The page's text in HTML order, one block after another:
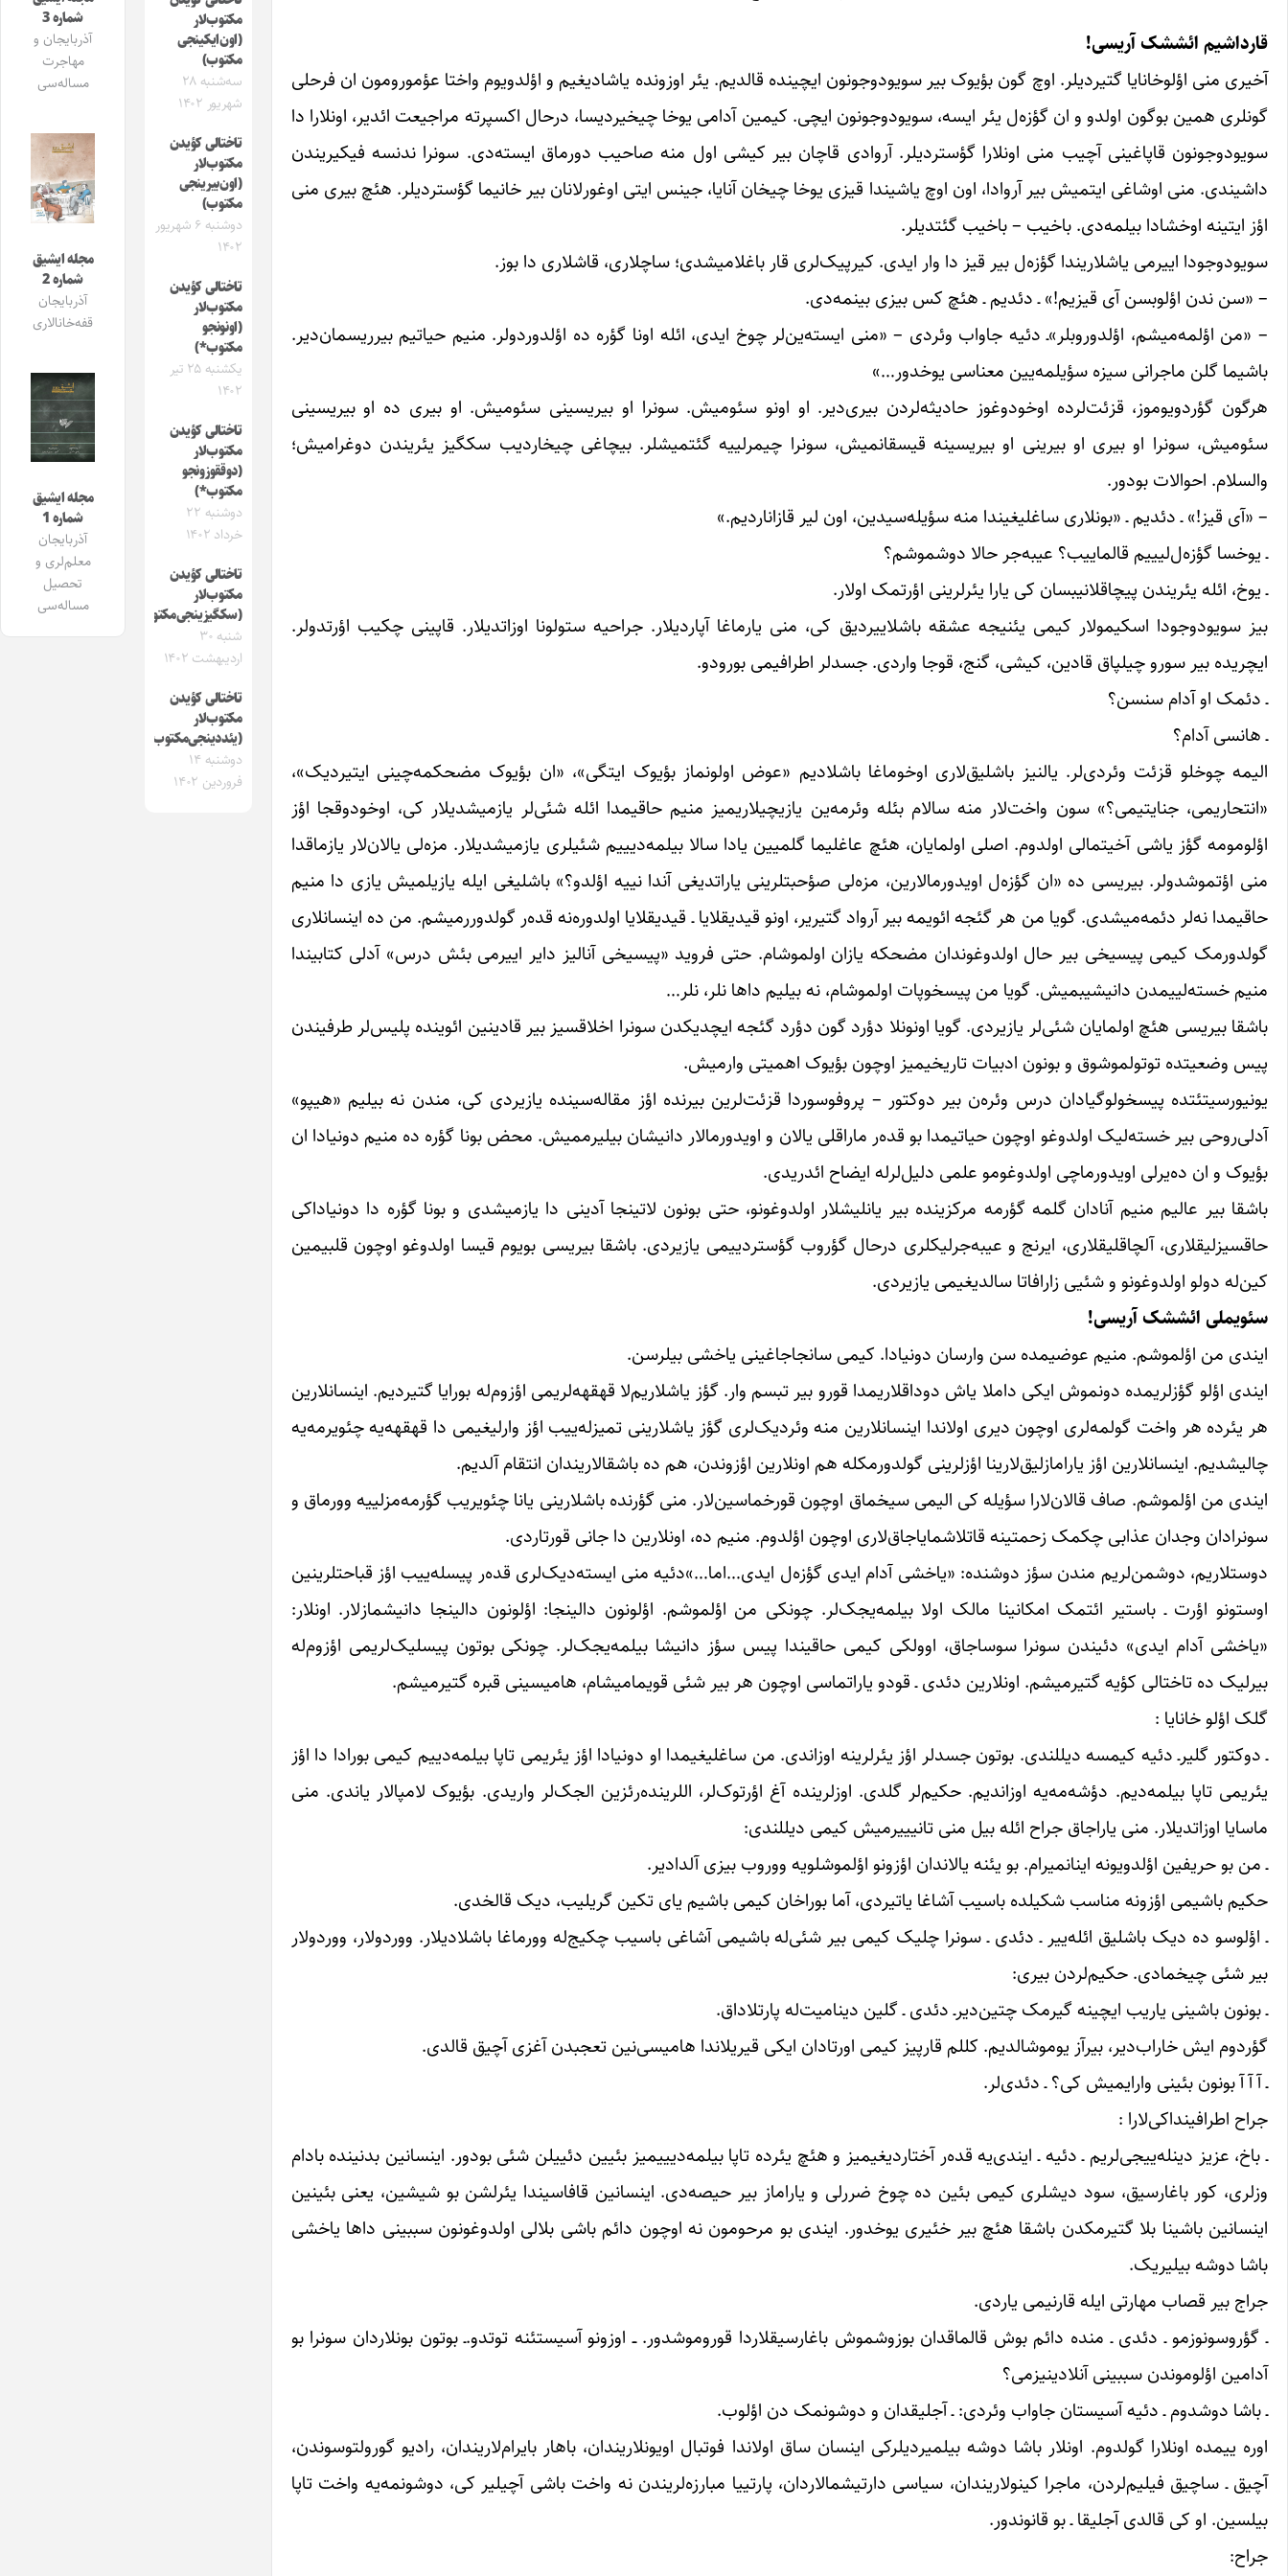
قارداشیم ائششک آریسی!
آخیری منی اؤلوخانایا گتیردیلر. اوچ گون بؤیوک بیر سویودوجونون ایچینده قالدیم. یئر اوزونده یاشادیغیم و اؤلدویوم واختا عؤمورومون ان فرحلی
گونلری همین بوگون اولدو و ان گؤزه‌ل یئر ایسه، سویودوجونون ایچی. کیمین آدامی یوخا چیخیردیسا، درحال اکسپرته مراجیعت ائدیر، اونلارا دا
سویودوجونون قاپاغینی آچیب منی اونلارا گؤستردیلر. آروادی قاچان بیر کیشی اول منه صاحیب دورماق ایسته‌دی. سونرا ندنسه فیکیریندن
داشیندی. منی اوشاغی ایتمیش بیر آروادا، اون اوچ یاشیندا قیزی یوخا چیخان آنایا، جینس ایتی اوغورلانان بیر خانیما گؤستردیلر. هئچ بیری منی
اؤز ایتینه اوخشادا بیلمه‌دی. باخیب – باخیب گئتدیلر.
سویودوجودا اییرمی یاشلاریندا گؤزه‌ل بیر قیز دا وار ایدی. کیرپیک‌لری قار باغلامیشدی؛ ساچلاری، قاشلاری دا بوز.
– «سن ندن اؤلوبسن آی قیزیم!» ـ دئدیم ـ هئچ کس بیزی بینمه‌دی.
– «من اؤلمه‌میشم، اؤلدوروبلر»ـ دئیه جاواب وئردی – «منی ایسته‌ین‌لر چوخ ایدی، ائله اونا گؤره ده اؤلدوردولر. منیم حیاتیم بیر‌ریسمان‌دیر.
باشیما گلن ماجرانی سیزه سؤیلمه‌یین معناسی یوخدور…»
هرگون‌‌‌‌ گؤردویوموز، قزئت‌لرده اوخودوغوز حادیثه‌لردن بیری‌دیر. او اونو سئومیش. سونرا او بیریسینی سئومیش. او بیری ده او بیریسینی
سئومیش، سونرا او بیری او بیرینی او بیریسینه قیسقانمیش، سونرا چیمرلییه گئتمیشلر. بیچاغی چیخاردیب سکگیز یئریندن دوغرامیش؛
والسلام. احوالات بودور.
– «آی قیز!» ـ دئدیم ـ «بونلاری ساغلیغیندا منه سؤیله‌سیدین، اون ‌لیر قازاناردیم.»
ـ یوخسا گؤزه‌ل‌لیییم قالماییب؟ عیبه‌جر حالا دوشموشم؟
ـ یوخ، ائله یئریندن پیچاقلانیبسان کی یارا یئرلرینی اؤرتمک اولار.
بیز سویودوجودا اسکیمولار کیمی یئنیجه عشقه باشلاییردیق کی، منی یارماغا آپاردیلار. جراحیه ستولونا اوزاتدیلار. قاپینی چکیب اؤرتدولر.
ایچریده بیر سورو چیلپاق قادین، کیشی، گنج، قوجا واردی. جسدلر اطرافیمی بورودو.
ـ دئمک او آدام سنسن؟
ـ هانسی آدام؟
الیمه چوخلو قزئت وئردی‌لر. یالنیز باشلیق‌لاری اوخوماغا باشلادیم «عوض اولونماز بؤیوک ایتگی»، «ان بؤیوک مضحکمه‌چینی ایتیردیک»،
«انتحاریمی، جنایتیمی؟» سون واخت‌لار منه سالام بئله وئرمه‌ین یازیچیلاریمیز منیم حاقیمدا ائله شئی‌لر یازمیشدیلار کی، اوخودوقجا اؤز
اؤلومومه گؤز یاشی آخیتمالی اولدوم. اصلی اولمایان، هئچ عاغلیما گلمیین یادا سالا بیلمه‌دیییم شئیلری یازمیشدیلار. مزه‌لی یالان‌لار یازماقدا
منی اؤتموشدولر. بیریسی ده «ان گؤزه‌ل اویدورمالارین، مزه‌لی صؤحبتلرینی یاراتدیغی آندا نییه اؤلدو؟» باشلیغی ایله یازیلمیش یازی دا منیم
حاقیمدا نه‌لر دئمه‌میشدی. گویا من هر گئجه ائویمه بیر آرواد گتیریر، اونو قیدیقلایا ـ قیدیقلایا اولدوره‌نه قده‌ر گولدوررمیشم. من ده اینسانلاری
گولدورمک کیمی پیسیخی بیر حال اولدوغوندان مضحکه یازان اولموشام. حتی فروید «پیسیخی آنالیز دایر اییرمی بئش درس» آدلی کتابیندا
منیم خسته‌لییمدن دانیشیبمیش. گویا من پیسخوپات اولموشام، نه بیلیم داها نلر، نلر…
باشقا بیریسی هئچ اولمایان شئی‌لر یازیردی. گویا اونونلا دؤرد گون دؤرد گئجه ایچدیکدن سونرا اخلاقسیز بیر قادینین ائوینده پلیس‌لر طرفیندن
پیس وضعیتده توتولموشوق و بونون ادبیات تاریخیمیز اوچون بؤیوک اهمیتی وارمیش.
یونیورسیتئتده پیسخولوگیادان درس وئره‌ن بیر دوکتور – پروفوسوردا قزئت‌لرین بیرنده اؤز مقاله‌سینده یازیردی کی، مندن نه بیلیم «هیپو»
آدلی‌روحی بیر خسته‌لیک اولدوغو اوچون حیاتیمدا بو قده‌ر ماراقلی یالان و اویدورمالار دانیشان بیلیرممیش. محض بونا گؤره ده منیم دونیادا ان
بؤیوک و ان ده‌یرلی اویدورماچی اولدوغومو علمی دلیل‌لرله ایضاح ائدریدی.
باشقا بیر عالیم منیم آنادان گلمه گؤرمه مرکزینده بیر یانلیشلار اولدوغونو، حتی بونون‌ لاتینجا آدینی دا یازمیشدی و بونا گؤره دا دونیاداکی
حاقسیزلیقلاری، آلچاقلیقلاری، ایرنج و عیبه‌جرلیکلری درحال گؤروب گؤستردییمی یازیردی. باشقا بیریسی بویوم قیسا اولدوغو اوچون قلبیمین
کین‌له دولو اولدوغونو و شئیی زارافاتا سالدیغیمی یازیردی.
سئویملی ائششک آریسی!
ایندی من اؤلموشم. منیم عوضیمده سن وارسان دونیادا. کیمی سانجاجاغینی یاخشی بیلرسن.
ایندی اؤلو گؤزلریمده دونموش ایکی داملا یاش دوداقلاریمدا قورو بیر تبسم وار. گؤز یاشلاریم‌لا قهقهه‌لریمی اؤزوم‌له بورایا گتیردیم. اینسانلارین
هر یئرده هر واخت گولمه‌لری اوچون ‌دیری اولاندا اینسانلارین منه وئردیک‌لری گؤز یاشلارینی تمیزله‌ییب اؤز وارلیغیمی دا قهقهه‌یه چئویرمه‌یه
چالیشدیم. اینسانلارین اؤز یارامازلیق‌لارینا اؤزلرینی گولدورمکله هم اونلارین اؤزوندن، هم ده باشقالاریندان انتقام آلدیم.
ایندی من اؤلموشم. صاف قالان‌لارا سؤیله کی الیمی سیخماق اوچون قورخماسین‌لار. منی گؤرنده باشلارینی یانا چئویریب گؤرمه‌مزلییه وورماق و
سونرادان وجدان عذابی چکمک زحمتینه قاتلاشمایاجاق‌لاری اوچون اؤلدوم. منیم ده، اونلارین دا جانی قورتاردی.
دوستلاریم، دوشمن‌لریم مندن سؤز دوشنده: «یاخشی آدام ایدی گؤزه‌ل ایدی…اما…»دئیه منی ایسته‌دیک‌لری قده‌ر پیسله‌ییب اؤز قباحتلرینین
اوستونو اؤرت ـ باستیر ائتمک امکانینا مالک اولا بیلمه‌یجک‌لر. چونکی من اؤلموشم. اؤلونون دالینجا: اؤلونون دالینجا دانیشمازلار. اونلار:
«یاخشی آدام ایدی» دئیندن سونرا سوساجاق، اوولکی کیمی حاقیندا پیس سؤز دانیشا بیلمه‌یجک‌لر. چونکی بوتون پیسلیک‌لریمی اؤزوم‌له
بیرلیک ده تاختالی کؤیه گتیرمیشم. اونلارین دئدی ـ قودو یاراتماسی اوچون هر بیر شئی قویمامیشام، هامیسینی قبره گتیرمیشم.
گلک اؤلو خانایا :
ـ دوکتور گلیرـ دئیه کیمسه دیللندی. بوتون جسدلر اؤز یئرلرینه اوزاندی. من ساغلیغیمدا او دونیادا اؤز یئریمی تاپا بیلمه‌دییم کیمی بورادا دا اؤز
یئریمی تاپا بیلمه‌دیم. دؤشه‌مه‌یه اوزاندیم. حکیم‌لر گلدی. اوزلرینده آغ اؤرتوک‌لر، اللرینده‌رئزین الجک‌لر واریدی. بؤیوک ‌لامپالار یاندی. منی
ماسایا اوزاتدیلار. منی یاراجاق جراح ائله بیل منی تانیییرمیش کیمی دیللندی:
ـ من بو حریفین اؤلدویونه اینانمیرام. بو یئنه یالاندان اؤزونو اؤلموشلویه ووروب بیزی آلدادیر.
حکیم باشیمی اؤزونه مناسب شکیلده باسیب آشاغا یاتیردی، آما بوراخان کیمی باشیم یای تکین گریلیب، دیک قالخدی.
ـ اؤلوسو ده دیک باشلیق ائله‌ییر ـ دئدی ـ سونرا چلیک کیمی بیر شئی‌له باشیمی آشاغی باسیب چکیج‌له وورماغا باشلادیلار. ووردولار، ووردولار
بیر شئی چیخمادی. حکیم‌لردن بیری:
ـ بونون باشینی یاریب ایچینه گیرمک چتین‌دیرـ دئدی ـ گلین دینامیت‌له پارتلاداق.
گؤردوم ایش خاراب‌دیر، بیرآز یوموشالدیم. کللم قارپیز کیمی اورتادان ایکی قیریلاندا هامیسی‌نین تعجبدن آغزی آچیق قالدی.
ـ آ آ آ بونون بئینی وارایمیش کی؟ ـ دئدی‌لر.
جراح اطرافینداکی‌لارا :
ـ باخ، عزیز دینله‌ییجی‌لریم ـ دئیه ـ ایندی‌یه قده‌ر آختاردیغیمیز و هئچ یئرده تاپا بیلمه‌دیییمیز بئیین دئییلن شئی بودور. اینسانین بدنینده بادام
وزلری، کور باغارسیق، سود دیشلری کیمی بئین ده چوخ ضررلی و یاراماز بیر حیصه‌دی. اینسانین قافاسیندا یئرلشن بو شیشین، یعنی بئینین
اینسانین باشینا بلا گتیرمکدن باشقا هئچ بیر خئیری یوخدور. ایندی بو مرحومون نه اوچون دائم باشی بلالی اولدوغونون سببینی داها یاخشی
باشا دوشه بیلیریک.
جراج بیر قصاب مهارتی ایله قارنیمی یاردی.
ـ گؤروسونوزمو ـ دئدی ـ منده دائم بوش قالماقدان بوزوشموش باغارسیقلاردا قوروموشدور. ــ اوزونو آسیستئنه توتدو.ـ بوتون بونلاردان سونرا بو
آدامین اؤلوموندن سببینی آنلادینیزمی؟
ـ باشا دوشدوم ـ دئیه آسیستان جاواب وئردی: ـ آجلیقدان و دوشونمک دن اؤلوب.
اوره ییمده اونلارا گولدوم. اونلار باشا دوشه بیلمیردیلرکی اینسان ساق اولاندا فوتبال اویونلاریندان، باهار بایرام‌لاریندان،‌ رادیو گورولتوسوندن،
آچیق ـ ساچیق فیلیم‌لردن، ماجرا کینولاریندان، سیاسی دارتیشمالاردان، پارتییا مبارزه‌لریندن نه واخت باشی آچیلیر کی، دوشونمه‌یه واخت تاپا
بیلسین. او کی قالدی آجلیقا ـ بو قانوندور.
جراح:
مکتوب‌لار
(اون‌ایکینجی‌
مکتوب)
سه‌شنبه ۲۸
شهریور ۱۴۰۲
تاختالی کؤیدن‌
مکتوب‌لار
(اون‌بیرینجی‌
مکتوب)
دوشنبه ۶ شهریور
۱۴۰۲
تاختالی کؤیدن‌
مکتوب‌لار
(اونونجو‌
مکتوب*)
یکشنبه ۲۵ تیر
۱۴۰۲
تاختالی کؤیدن‌
مکتوب‌لار
(دوققوزونجو‌
مکتوب*)
دوشنبه ۲۲
خرداد ۱۴۰۲
تاختالی کؤیدن‌
مکتوب‌لار
(سکگیزینجی‌مکتوب*)
شنبه ۳۰
اردیبهشت ۱۴۰۲
تاختالی کؤیدن‌
مکتوب‌لار
(یئددینجی‌مکتوب*)
دوشنبه ۱۴
فروردین ۱۴۰۲
شماره 3
آذربایجان و
مهاجرت
مساله‌سی
مجله ایشیق
شماره 2
آذربایجان
قفه‌خانالاری
مجله ایشیق
شماره 1
آذربایجان
معلم‌لری و
تحصیل
مساله‌سی